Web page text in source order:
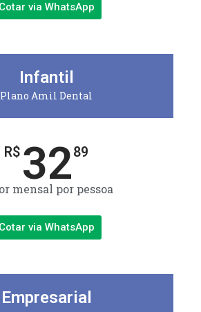
Cotar via WhatsApp
Infantil
Plano Amil Dental
R$ 3289
mensal por pessoa
Cotar via WhatsApp
Empresarial